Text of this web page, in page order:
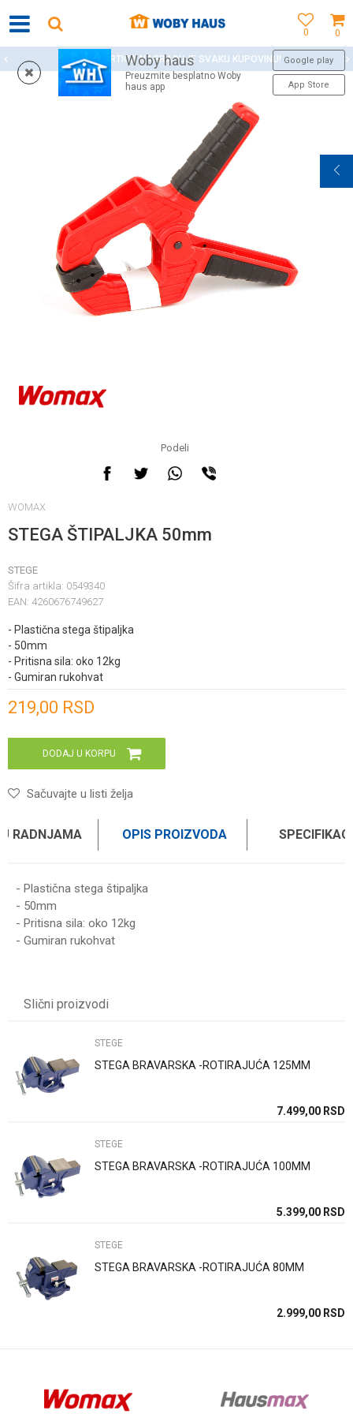
0
0
Woby haus
Preuzmite besplatno Woby
haus app
Google play
App Store
WOBY KARTICA NAGRAĐUJE SVAKU KUPOVINU!
Podeli
WOMAX
STEGA ŠTIPALJKA 50mm
STEGE
Šifra artikla: 0549340
EAN: 4260676749627
- Plastična stega štipaljka
- 50mm
- Pritisna sila: oko 12kg
- Gumiran rukohvat
219,00 RSD
DODAJ U KORPU
Sačuvajte u listi želja
RADNJAMA OPIS PROIZVODA
- Plastična stega štipaljka
- 50mm
- Pritisna sila: oko 12kg
- Gumiran rukohvat
Poruka
Anti-spam zaštita - izračunajte koliko je 9 - 4 :
POŠALJI
Slični proizvodi
STEGE
STEGA BRAVARSKA -ROTIRAJUĆA 125MM
7.499,00 RSD
STEGE
STEGA BRAVARSKA -ROTIRAJUĆA 100MM
5.399,00 RSD
STEGE
STEGA BRAVARSKA -ROTIRAJUĆA 80MM
2.999,00 RSD